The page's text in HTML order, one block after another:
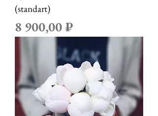
(standart)
Цена
8 900,00 ₽